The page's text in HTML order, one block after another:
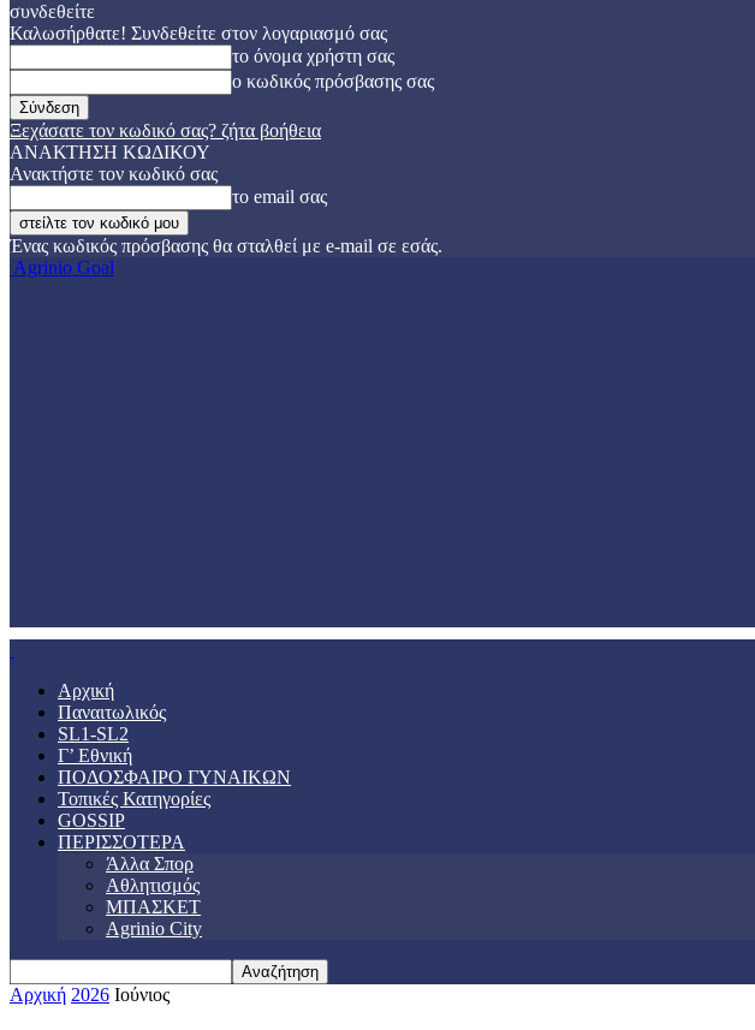
συνδεθείτε
Καλωσήρθατε! Συνδεθείτε στον λογαριασμό σας
το όνομα χρήστη σας
ο κωδικός πρόσβασης σας
Ξεχάσατε τον κωδικό σας? ζήτα βοήθεια
ΑΝΑΚΤΗΣΗ ΚΩΔΙΚΟΥ
Ανακτήστε τον κωδικό σας
το email σας
Ένας κωδικός πρόσβασης θα σταλθεί με e-mail σε εσάς.
Agrinio Goal
Αρχική
Παναιτωλικός
SL1-SL2
Γ’ Εθνική
ΠΟΔΟΣΦΑΙΡΟ ΓΥΝΑΙΚΩΝ
Τοπικές Κατηγορίες
GOSSIP
ΠΕΡΙΣΣΟΤΕΡΑ
Άλλα Σπορ
Αθλητισμός
ΜΠΑΣΚΕΤ
Agrinio City
Αρχική 2026 Ιούνιος